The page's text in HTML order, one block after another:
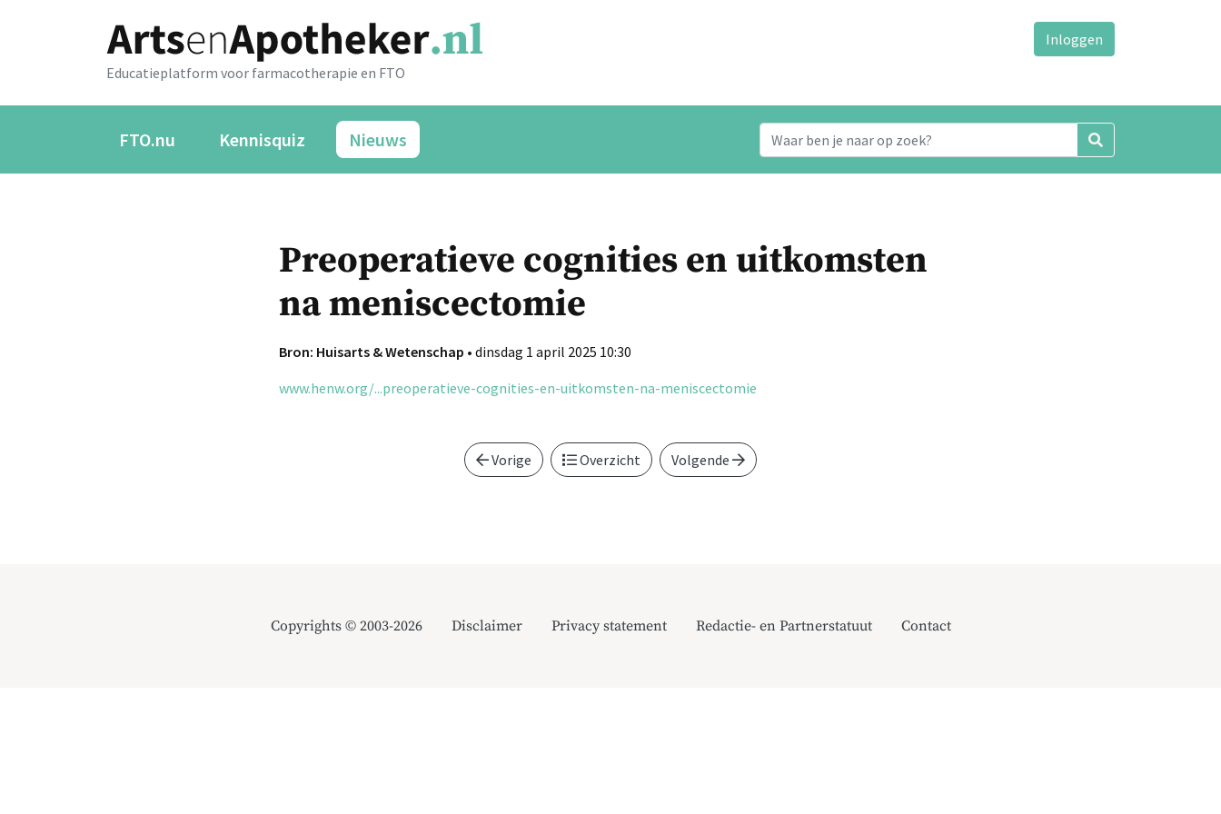
Educatieplatform voor farmacotherapie en FTO
Inloggen
FTO.nu Kennisquiz Nieuws
Preoperatieve cognities en uitkomsten
na meniscectomie
Bron: Huisarts & Wetenschap • dinsdag 1 april 2025 10:30
www.henw.org/...preoperatieve-cognities-en-uitkomsten-na-meniscectomie
Vorige Overzicht Volgende
Copyrights © 2003-2026 Disclaimer Privacy statement Redactie- en Partnerstatuut Contact